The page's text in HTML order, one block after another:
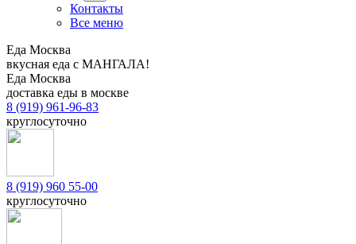
Контакты
Все меню
Еда Москва
вкусная еда с МАНГАЛА!
Еда Москва
доставка еды в москве
8 (919) 961-96-83
круглосуточно
8 (919) 960 55-00
круглосуточно